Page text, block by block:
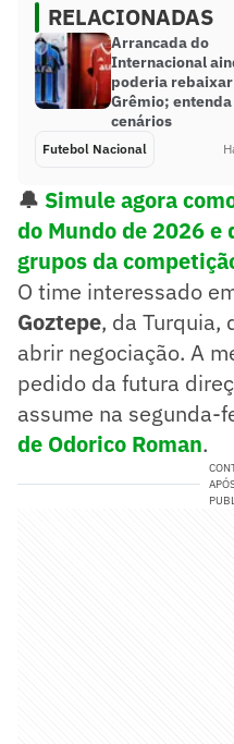
RELACIONADAS
Arrancada do
Internacional
poderia
Grêmio; entenda
cenários
Futebol Nacional
🔔 Simule agora
do Mundo de 2026 e
grupos da
O time interessado
Goztepe, da Turquia,
abrir negociação. A
pedido da futura
assume na segunda-
de Odorico Roman.